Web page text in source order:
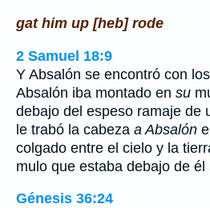
gat him up [heb] rode
2 Samuel 18:9
Y Absalón se encontró con
Absalón iba montado en su
debajo del espeso ramaje de
le trabó la cabeza a Absalón
colgado entre el cielo y la
mulo que estaba debajo de él
Génesis 36:24